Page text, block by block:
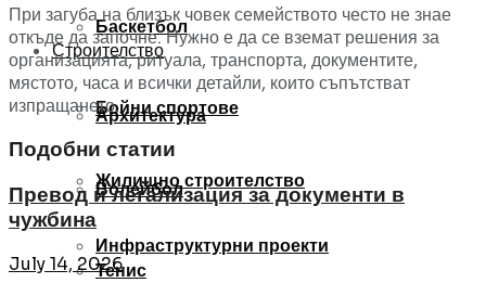
Баскетбол
Бойни спортове
Волейбол
Тенис
Строителство
Архитектура
Жилищно строителство
Инфраструктурни проекти
При загуба на близък човек семейството често не знае
откъде да започне. Нужно е да се вземат решения за
организацията, ритуала, транспорта, документите,
мястото, часа и всички детайли, които съпътстват
изпращането.
Подобни статии
Превод и легализация за документи в
чужбина
July 14, 2026